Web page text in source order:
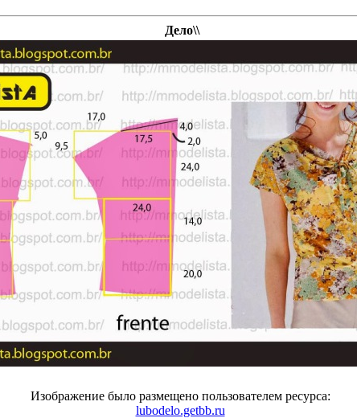
Дело\\
Изображение было размещено пользователем ресурса:
lubodelo.getbb.ru